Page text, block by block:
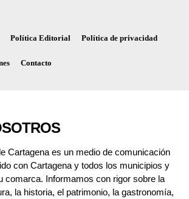
Política Editorial Política de privacidad
Contacto
Cartagena es un medio de comunicación
con Cartagena y todos los municipios y
comarca. Informamos con rigor sobre la
la historia, el patrimonio, la gastronomía,